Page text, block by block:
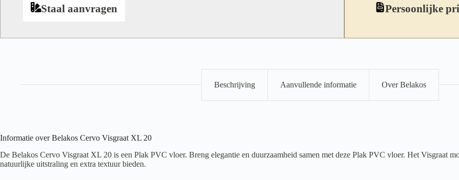
Staal aanvragen Persoonlijke
Beschrijving Aanvullende informatie Over Belakos
Informatie over Belakos Cervo Visgraat XL 20
De Belakos Cervo Visgraat XL 20 is een Plak PVC vloer. Breng elegantie en duurzaamheid samen met deze Plak PVC vloer. Het Visgraat
natuurlijke uitstraling en extra textuur bieden.